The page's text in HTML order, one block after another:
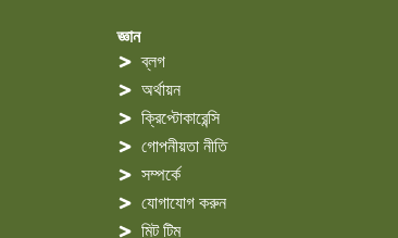
জ্ঞান
ব্লগ
অর্থায়ন
ক্রিপ্টোকারেন্সি
গোপনীয়তা নীতি
সম্পর্কে
যোগাযোগ করুন
মিট টিম